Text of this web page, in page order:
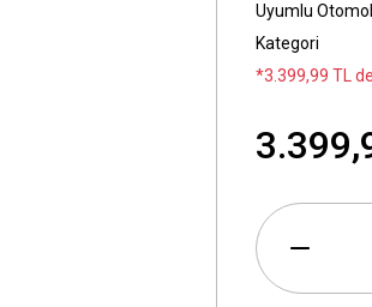
Uyumlu
Kategori
*3.399,99 TL